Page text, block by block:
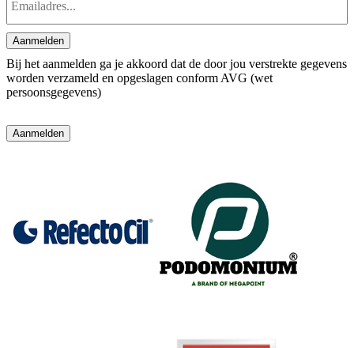
Aanmelden
Bij het aanmelden ga je akkoord dat de door jou verstrekte gegevens
worden verzameld en opgeslagen conform AVG (wet
persoonsgegevens)
Aanmelden